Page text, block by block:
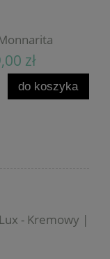
zł
do koszyka
- Kremowy |